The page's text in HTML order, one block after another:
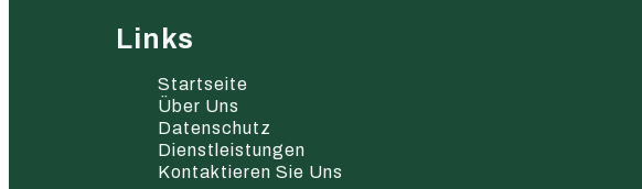
Links
Startseite
Über Uns
Datenschutz
Dienstleistungen
Kontaktieren Sie Uns